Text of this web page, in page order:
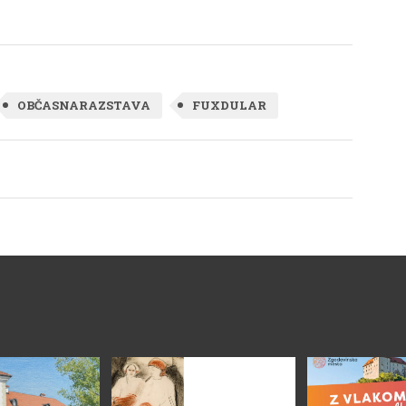
časovni skok
srednji vek in
nato pa
je
proti Ljubljani,
roparji in ob
da največ
takrat, ko
začelo že ob 15. uri s
Udeleženci so se podali na
predstavitev znanstvene
Opera Instituti
Archaeologici Sloveniae.
OBČASNARAZSTAVA FUXDULAR